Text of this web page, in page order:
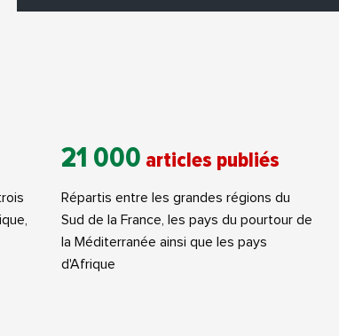
21 000 articles publiés
Répartis entre les grandes régions du
Sud de la France, les pays du pourtour de
la Méditerranée ainsi que les pays
d'Afrique